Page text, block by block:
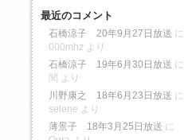
最近のコメント
石橋涼子 20年9月27日放送 に
000mhz より
石橋涼子 19年6月30日放送 に
関 より
川野康之 18年6月23日放送 に
selene より
薄景子 18年3月25日放送 に